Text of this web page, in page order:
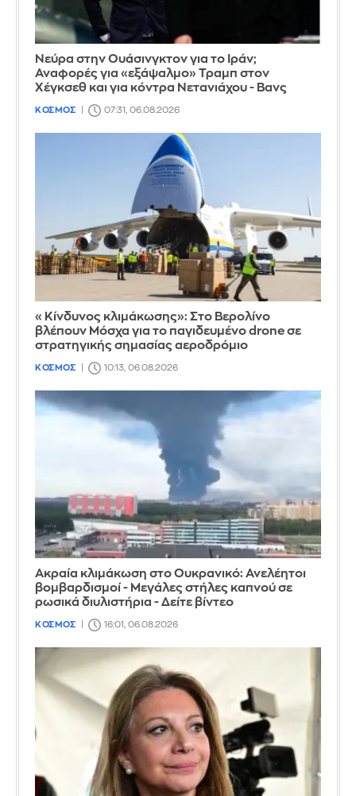
Νεύρα στην Ουάσινγκτον για το Ιράν;
Αναφορές για «εξάψαλμο» Τραμπ στον
Χέγκσεθ και για κόντρα Νετανιάχου - Βανς
ΚΟΣΜΟΣ 07:31, 06.08.2026
«Κίνδυνος κλιμάκωσης»: Στο Βερολίνο
βλέπουν Μόσχα για το παγιδευμένο drone σε
στρατηγικής σημασίας αεροδρόμιο
ΚΟΣΜΟΣ 10:13, 06.08.2026
Ακραία κλιμάκωση στο Ουκρανικό: Ανελέητοι
βομβαρδισμοί - Μεγάλες στήλες καπνού σε
ρωσικά διυλιστήρια - Δείτε βίντεο
ΚΟΣΜΟΣ 16:01, 06.08.2026